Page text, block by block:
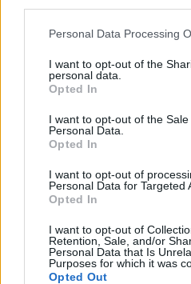
Please note that this website/
not limited to your visit or usage
grant or deny consent to
use your data for below
consent section.
Personal Data Processing
I want to opt-out of the
personal data.
Opted In
I want to opt-out of the
Personal Data.
Opted In
I want to opt-out of
Personal Data for Targeted
Opted In
I want to opt-out of
Retention, Sale, and/or
Personal Data that Is
Purposes for which it was
Opted Out
olyanná nem válik, mint amilyet
bugyuta számítógépezés akár a
A 6+1 alappillér
A Leonar3Do eredendő értéke,
(1) A felhasználó számára
(2) Könnyű installálhatóság;
(3) Egyszerű, könnyen átlátható,